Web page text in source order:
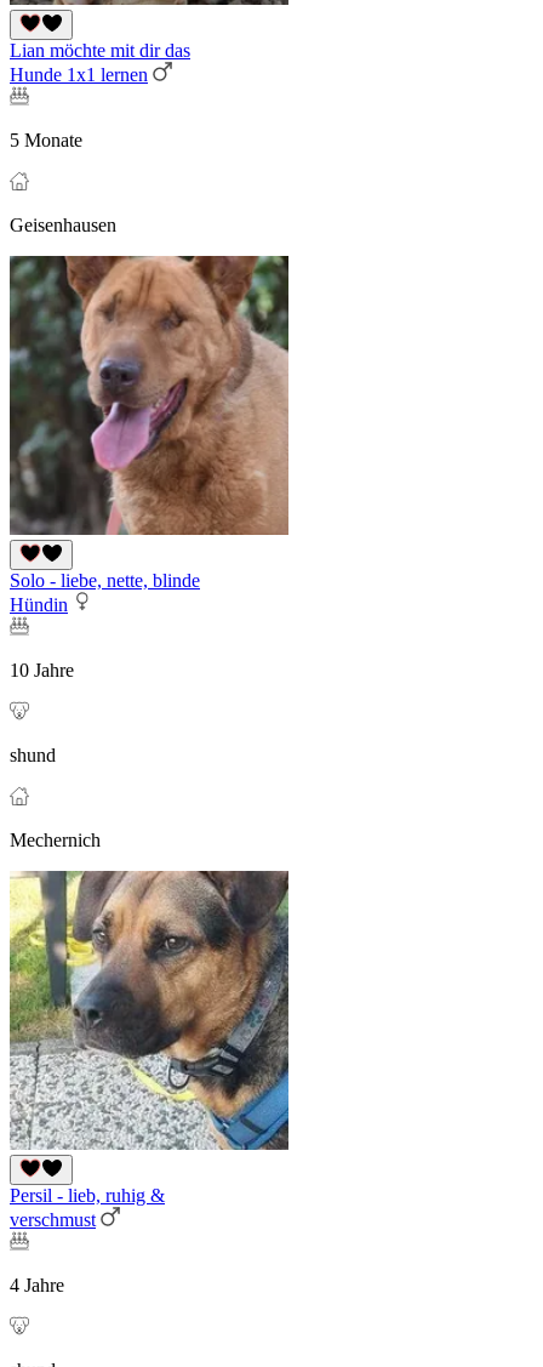
Lian möchte mit dir das
Hunde 1x1 lernen
5 Monate
Geisenhausen
Solo - liebe, nette, blinde
Hündin
10 Jahre
shund
Mechernich
Persil - lieb, ruhig &
verschmust
4 Jahre